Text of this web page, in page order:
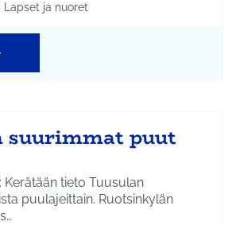
mukaan: Koko Tuusula
tulokset teeman mukaan: Lapset ja
Lapset ja nuoret
suurimmat puut
Kerätään tieto Tuusulan
puulajeittain. Ruotsinkylän